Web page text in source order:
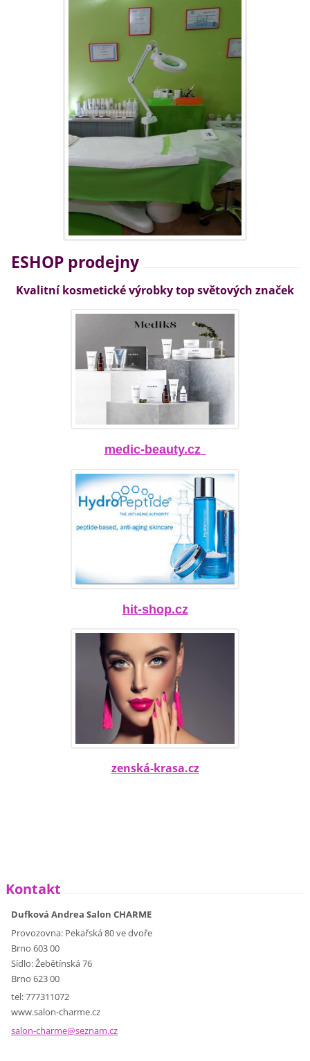
ESHOP prodejny
Kvalitní kosmetické výrobky top světových značek
medic-beauty.cz
hit-shop.cz
zenská-krasa.cz
Kontakt
Dufková Andrea Salon CHARME
Provozovna: Pekařská 80 ve dvoře
Brno 603 00
Sídlo: Žebětínská 76
Brno 623 00
tel: 777311072
www.salon-charme.cz
salon-charme@seznam.cz